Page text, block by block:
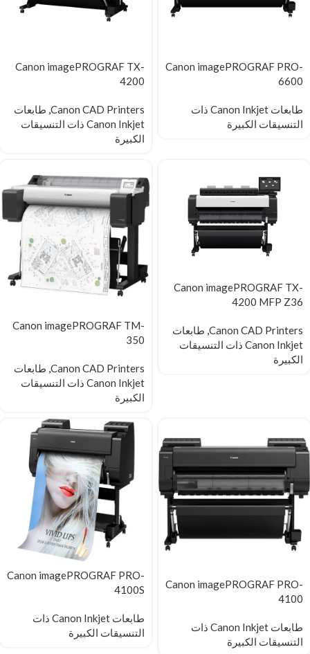
Canon imagePROGRAF PRO-
6600
طابعات Canon Inkjet ذات
التنسيقات الكبيرة
Canon imagePROGRAF TX-
4200
Canon CAD Printers
, طابعات
Canon Inkjet ذات التنسيقات
الكبيرة
Canon imagePROGRAF TX-
4200 MFP Z36
Canon CAD Printers
, طابعات
Canon Inkjet ذات التنسيقات
الكبيرة
Canon imagePROGRAF TM-
350
Canon CAD Printers
, طابعات
Canon Inkjet ذات التنسيقات
الكبيرة
Canon imagePROGRAF PRO-
4100
طابعات Canon Inkjet ذات
التنسيقات الكبيرة
Canon imagePROGRAF PRO-
4100S
طابعات Canon Inkjet ذات
التنسيقات الكبيرة